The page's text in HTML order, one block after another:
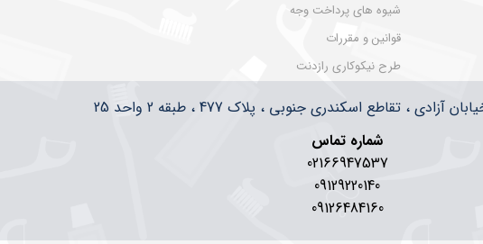
شیوه های پرداخت وجه
قوانین و مقررات
طرح نیکوکاری رازدنت
آزادی ، تقاطع اسکندری جنوبی ، پلاک 477 ، طبقه 2 واحد 25
شماره تماس
02166947537
09129220140
09126484160